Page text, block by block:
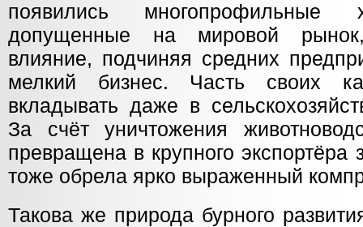
появились многопрофильные
допущенные на мировой
влияние, подчиняя средних
мелкий бизнес. Часть своих
вкладывать даже в
За счёт уничтожения
превращена в крупного
тоже обрела ярко выраженный
Такова же природа бурного